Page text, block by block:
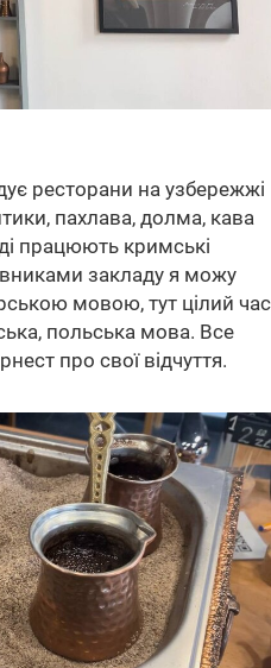
ресторани на узбережжі
пахлава, долма, кава
працюють кримські
закладу я можу
мовою, тут цілий час
польська мова. Все
про свої відчуття.